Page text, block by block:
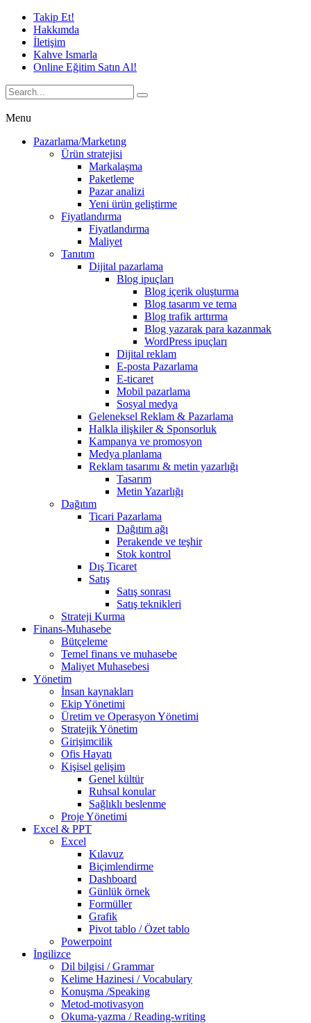
Takip Et!
Hakkımda
İletişim
Kahve Ismarla
Online Eğitim Satın Al!
Menu
Pazarlama/Marketıng
Ürün stratejisi
Markalaşma
Paketleme
Pazar analizi
Yeni ürün geliştirme
Fiyatlandırma
Fiyatlandırma
Maliyet
Tanıtım
Dijital pazarlama
Blog ipuçları
Blog içerik oluşturma
Blog tasarım ve tema
Blog trafik arttırma
Blog yazarak para kazanmak
WordPress ipuçları
Dijital reklam
E-posta Pazarlama
E-ticaret
Mobil pazarlama
Sosyal medya
Geleneksel Reklam & Pazarlama
Halkla ilişkiler & Sponsorluk
Kampanya ve promosyon
Medya planlama
Reklam tasarımı & metin yazarlığı
Tasarım
Metin Yazarlığı
Dağıtım
Ticari Pazarlama
Dağıtım ağı
Perakende ve teşhir
Stok kontrol
Dış Ticaret
Satış
Satış sonrası
Satış teknikleri
Strateji Kurma
Finans-Muhasebe
Bütçeleme
Temel finans ve muhasebe
Maliyet Muhasebesi
Yönetim
İnsan kaynakları
Ekip Yönetimi
Üretim ve Operasyon Yönetimi
Stratejik Yönetim
Girişimcilik
Ofis Hayatı
Kişisel gelişim
Genel kültür
Ruhsal konular
Sağlıklı beslenme
Proje Yönetimi
Excel & PPT
Excel
Kılavuz
Biçimlendirme
Dashboard
Günlük örnek
Formüller
Grafik
Pivot tablo / Özet tablo
Powerpoint
İngilizce
Dil bilgisi / Grammar
Kelime Hazinesi / Vocabulary
Konuşma /Speaking
Metod-motivasyon
Okuma-yazma / Reading-writing